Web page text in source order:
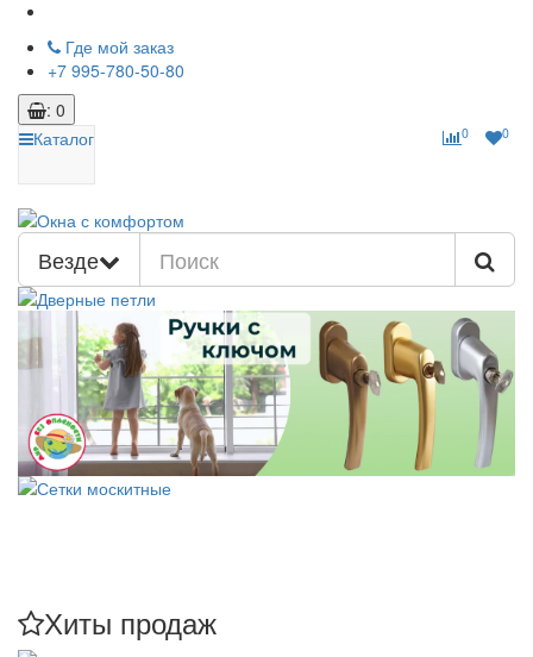
Где мой заказ
+7 995-780-50-80
: 0
Каталог
0 0
Везде
Хиты продаж